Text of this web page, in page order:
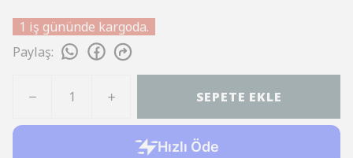
1 iş gününde kargoda.
Paylaş:
SEPETE EKLE